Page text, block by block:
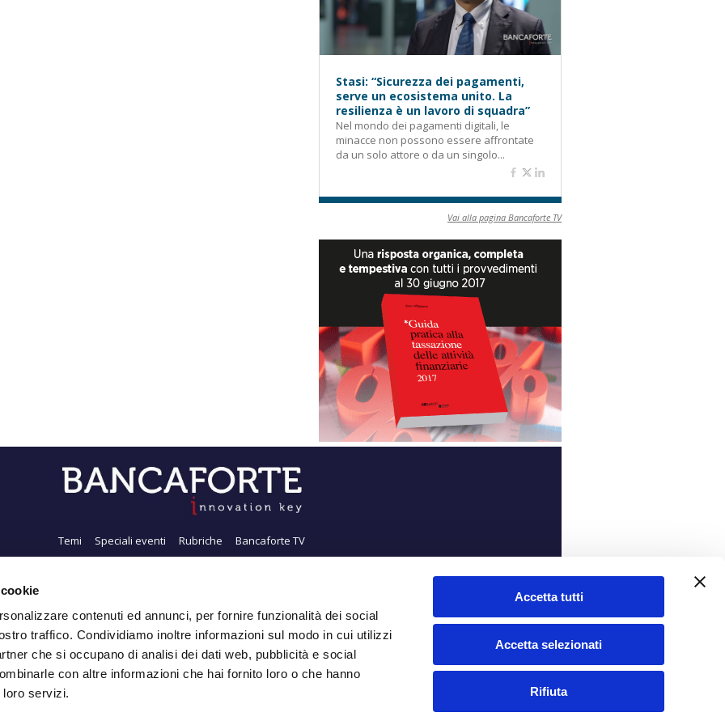
contenuti ed annunci, per fornire funzionalità dei social
traffico. Condividiamo inoltre informazioni sul modo in cui utilizzi
che si occupano di analisi dei dati web, pubblicità e social
con altre informazioni che hai fornito loro o che hanno
servizi.
Accetta tutti
Accetta selezionati
Rifiuta
Stasi: “Sicurezza dei pagamenti,
serve un ecosistema unito. La
resilienza è un lavoro di squadra”
Nel mondo dei pagamenti digitali, le
minacce non possono essere affrontate
da un solo attore o da un singolo...
Vai alla pagina Bancaforte TV
Temi Speciali eventi Rubriche Bancaforte TV
siamo
Iscriviti alla Newsletter